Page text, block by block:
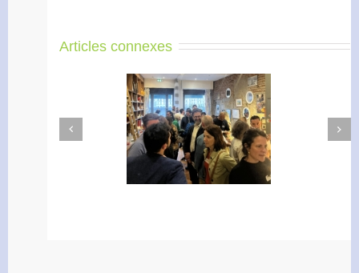
Articles connexes
Accélérateur de
l’engagement
Previous
Next